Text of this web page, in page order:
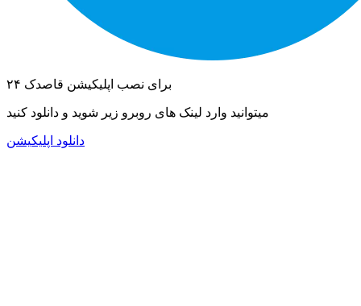
برای نصب اپلیکیشن قاصدک ۲۴
میتوانید وارد لینک های روبرو زیر شوید و دانلود کنید
دانلود اپلیکیشن